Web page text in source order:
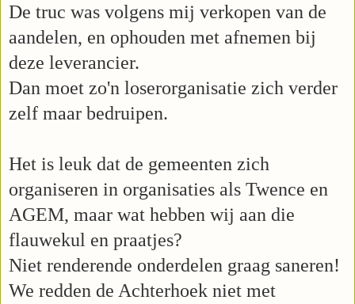
De truc was volgens mij verkopen van de
aandelen, en ophouden met afnemen bij
deze leverancier.
Dan moet zo'n loserorganisatie zich verder
zelf maar bedruipen.
Het is leuk dat de gemeenten zich
organiseren in organisaties als Twence en
AGEM, maar wat hebben wij aan die
flauwekul en praatjes?
Niet renderende onderdelen graag saneren!
We redden de Achterhoek niet met